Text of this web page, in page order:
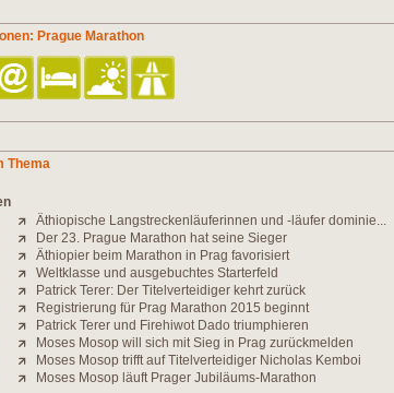
Prague Marathon
Thema
Äthiopische Langstreckenläuferinnen und -läufer dominie...
Der 23. Prague Marathon hat seine Sieger
Äthiopier beim Marathon in Prag favorisiert
Weltklasse und ausgebuchtes Starterfeld
Patrick Terer: Der Titelverteidiger kehrt zurück
Registrierung für Prag Marathon 2015 beginnt
Patrick Terer und Firehiwot Dado triumphieren
Moses Mosop will sich mit Sieg in Prag zurückmelden
Moses Mosop trifft auf Titelverteidiger Nicholas Kemboi
Moses Mosop läuft Prager Jubiläums-Marathon